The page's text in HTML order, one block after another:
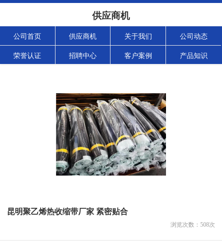
供应商机
公司首页 供应商机 关于我们 公司动态
荣誉认证 招聘中心 客户案例 产品知识
昆明聚乙烯热收缩带厂家 紧密贴合
浏览次数： 508次